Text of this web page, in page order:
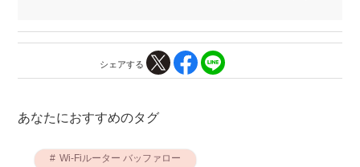
シェアする
あなたにおすすめのタグ
Wi-Fiルーター バッファロー